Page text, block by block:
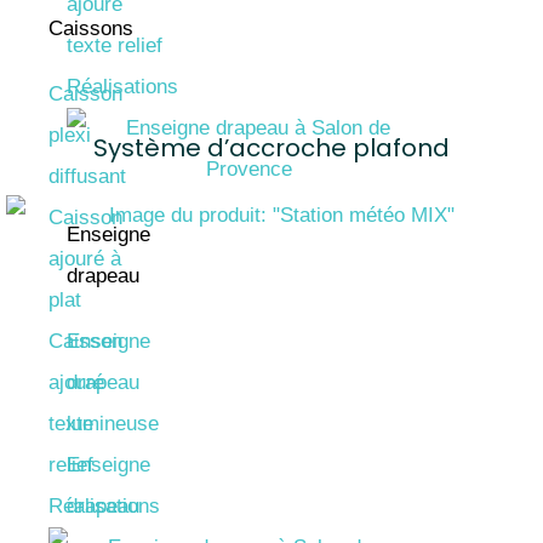
Caissons
Caisson
plexi
diffusant
Caisson
ajouré à
plat
Caisson
ajouré
texte
relief
Réalisations
texte relief
Réalisations
Enseigne
drapeau
Enseigne
drapeau
lumineuse
Enseigne
drapeau
Système d’accroche plafond